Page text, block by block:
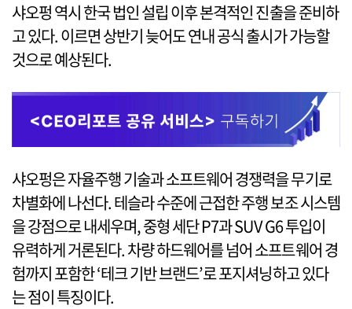
샤오펑 역시 한국 법인 설립 이후 본격적인 진출을 준비하
고 있다. 이르면 상반기 늦어도 연내 공식 출시가 가능할
것으로 예상된다.
샤오펑은 자율주행 기술과 소프트웨어 경쟁력을 무기로
차별화에 나선다. 테슬라 수준에 근접한 주행 보조 시스템
을 강점으로 내세우며, 중형 세단 P7과 SUV G6 투입이
유력하게 거론된다. 차량 하드웨어를 넘어 소프트웨어 경
험까지 포함한 ‘테크 기반 브랜드’로 포지셔닝하고 있다
는 점이 특징이다.